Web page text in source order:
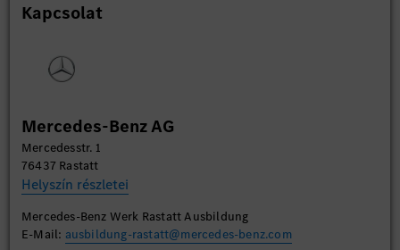
Kapcsolat
Mercedes-Benz AG
Mercedesstr. 1
76437 Rastatt
Helyszín részletei
Mercedes-Benz Werk Rastatt Ausbildung
E-Mail: ausbildung-rastatt@mercedes-benz.com